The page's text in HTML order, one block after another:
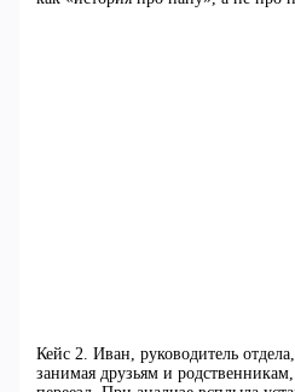
Кейс 2. Иван, руководитель
занимая друзьям и